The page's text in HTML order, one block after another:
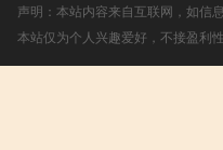
声明：本站内容来自互联网，如信
本站仅为个人兴趣爱好，不接盈利